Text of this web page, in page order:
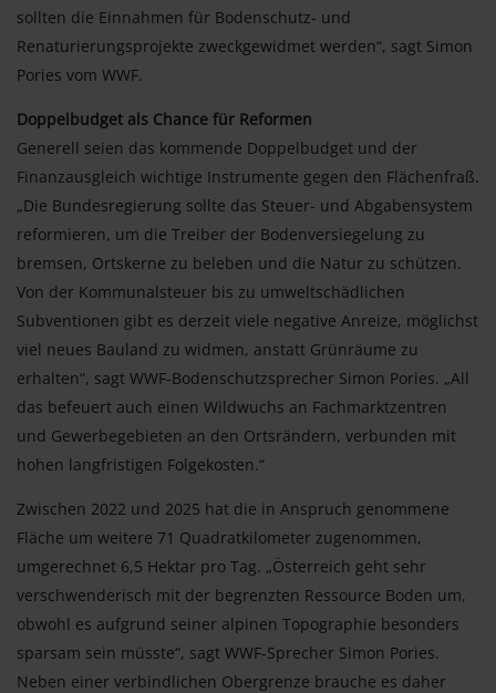
sollten die Einnahmen für Bodenschutz- und
Renaturierungsprojekte zweckgewidmet werden“, sagt Simon
Pories vom WWF.
Doppelbudget als Chance für Reformen
Generell seien das kommende Doppelbudget und der
Finanzausgleich wichtige Instrumente gegen den Flächenfraß.
„Die Bundesregierung sollte das Steuer- und Abgabensystem
reformieren, um die Treiber der Bodenversiegelung zu
bremsen, Ortskerne zu beleben und die Natur zu schützen.
Von der Kommunalsteuer bis zu umweltschädlichen
Subventionen gibt es derzeit viele negative Anreize, möglichst
viel neues Bauland zu widmen, anstatt Grünräume zu
erhalten“, sagt WWF-Bodenschutzsprecher Simon Pories. „All
das befeuert auch einen Wildwuchs an Fachmarktzentren
und Gewerbegebieten an den Ortsrändern, verbunden mit
hohen langfristigen Folgekosten.“
Zwischen 2022 und 2025 hat die in Anspruch genommene
Fläche um weitere 71 Quadratkilometer zugenommen,
umgerechnet 6,5 Hektar pro Tag. „Österreich geht sehr
verschwenderisch mit der begrenzten Ressource Boden um,
obwohl es aufgrund seiner alpinen Topographie besonders
sparsam sein müsste“, sagt WWF-Sprecher Simon Pories.
Neben einer verbindlichen Obergrenze brauche es daher